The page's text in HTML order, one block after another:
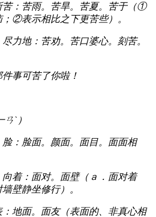
苦：苦雨。苦旱。苦夏。苦于（①
②表示相比之下更苦些）。
尽力地：苦劝。苦口婆心。刻苦。
件事可苦了你啦！
ˋ）
脸：脸面。颜面。面目。面面相
向着：面对。面壁（ａ．面对着
壁静坐修行）。
：地面。面友（表面的、非真心相